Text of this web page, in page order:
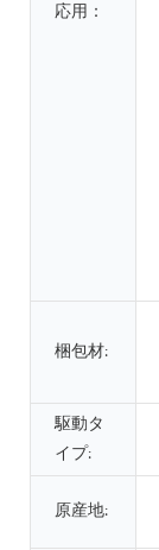
応用：
梱包材:
駆動タ
イプ:
原産地: